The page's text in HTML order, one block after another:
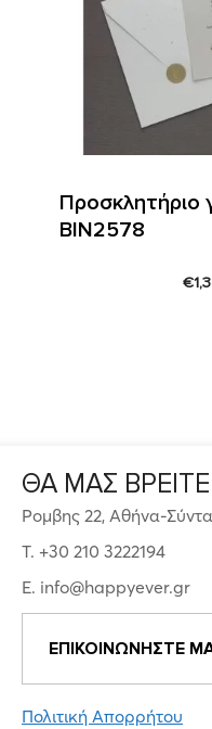
Προσκλητήριο
ΒΙΝ2578
€
ΘΑ ΜΑΣ ΒΡΕΙΤΕ
Ρομβης 22, Αθήνα-
T. +30 210 3222194
E. info@happyever.gr
ΕΠΙΚΟΙΝΩΝΗΣΤΕ
Πολιτική Απορρήτου